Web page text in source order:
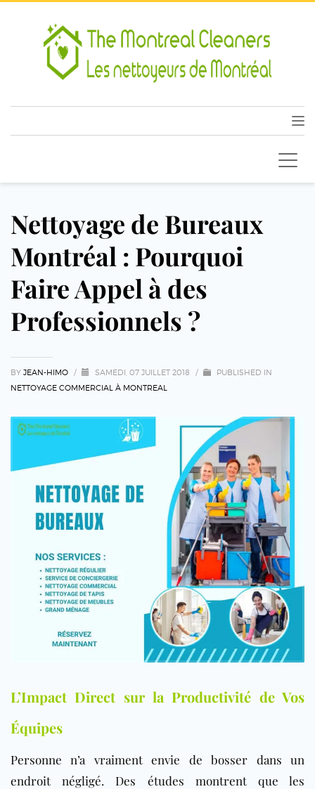
Nettoyage de Bureaux
Montréal : Pourquoi
Faire Appel à des
Professionnels ?
BY JEAN-HIMO / SAMEDI, 07 JUILLET 2018 /
PUBLISHED IN
NETTOYAGE COMMERCIAL À MONTREAL
L’Impact Direct sur la Productivité de Vos
Équipes
Personne n’a vraiment envie de bosser dans un
endroit négligé. Des études montrent que les